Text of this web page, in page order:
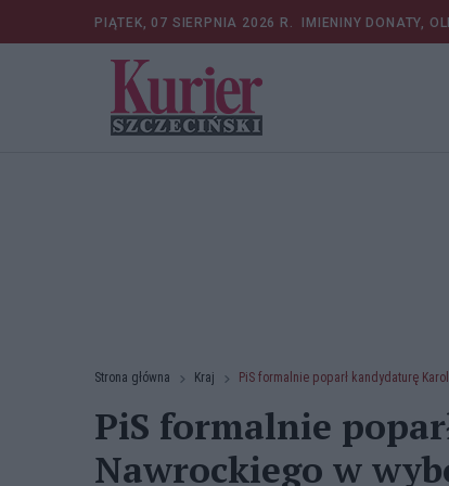
PIĄTEK, 07 SIERPNIA 2026 R. IMIENINY DONATY,
Strona główna Kraj PiS formalnie poparł kandydaturę
PiS formalnie
Nawrockiego w